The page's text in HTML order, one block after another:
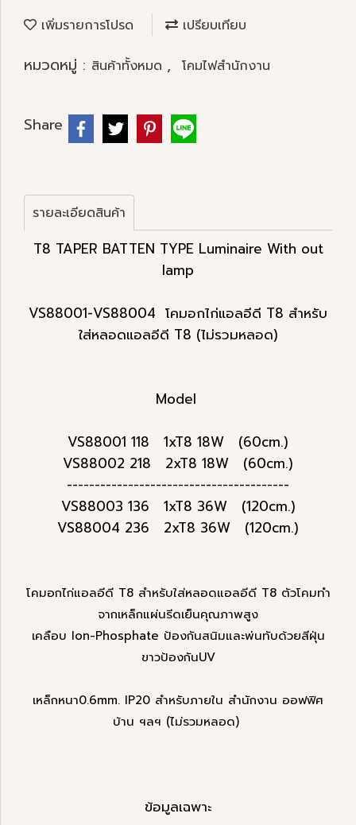
เพิ่มรายการโปรด เปรียบเทียบ
หมวดหมู่ : สินค้าทั้งหมด , โคมไฟสำนักงาน
Share
รายละเอียดสินค้า
T8 TAPER BATTEN TYPE Luminaire With out
lamp
VS88001-VS88004 โคมอกไก่แอลอีดี T8 สำหรับ
ใส่หลอดแอลอีดี T8 (ไม่รวมหลอด)
Model
VS88001 118 1xT8 18W (60cm.)
VS88002 218 2xT8 18W (60cm.)
----------------------------------------
VS88003 136 1xT8 36W (120cm.)
VS88004 236 2xT8 36W (120cm.)
โคมอกไก่แอลอีดี T8 สำหรับใส่หลอดแอลอีดี T8 ตัวโคมทำ
จากเหล็กแผ่นรีดเย็นคุณภาพสูง
เคลือบ Ion-Phosphate ป้องกันสนิมและพ่นทับด้วยสีฝุ่น
ขาวป้องกันUV
เหล็กหนา0.6mm. IP20 สำหรับภายใน สำนักงาน ออฟฟิศ
บ้าน ฯลฯ (ไม่รวมหลอด)
ข้อมูลเฉพาะ